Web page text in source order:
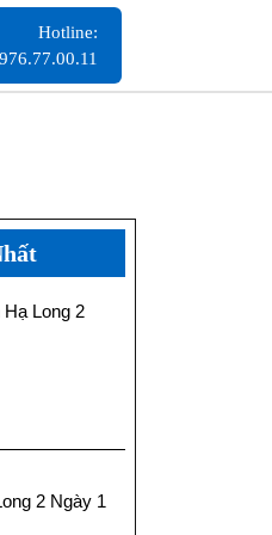
Hotline:
0976.77.00.11
Hạ Long 2
2 Ngày 1